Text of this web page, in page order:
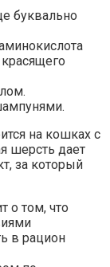
буквально
на кошках с
шерсть дает
за который
о том, что
в рацион